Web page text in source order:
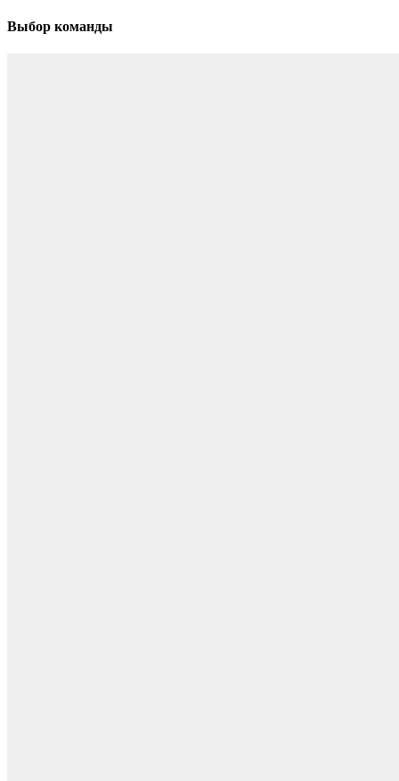
Выбор команды